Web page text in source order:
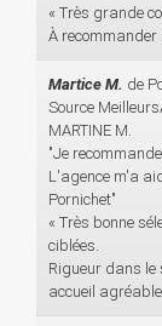
« Très grande
À recommander
Martice M. de
Source
MARTINE M.
"Je
L'agence m'a
Pornichet"
« Très bonne
ciblées.
Rigueur dans le
accueil